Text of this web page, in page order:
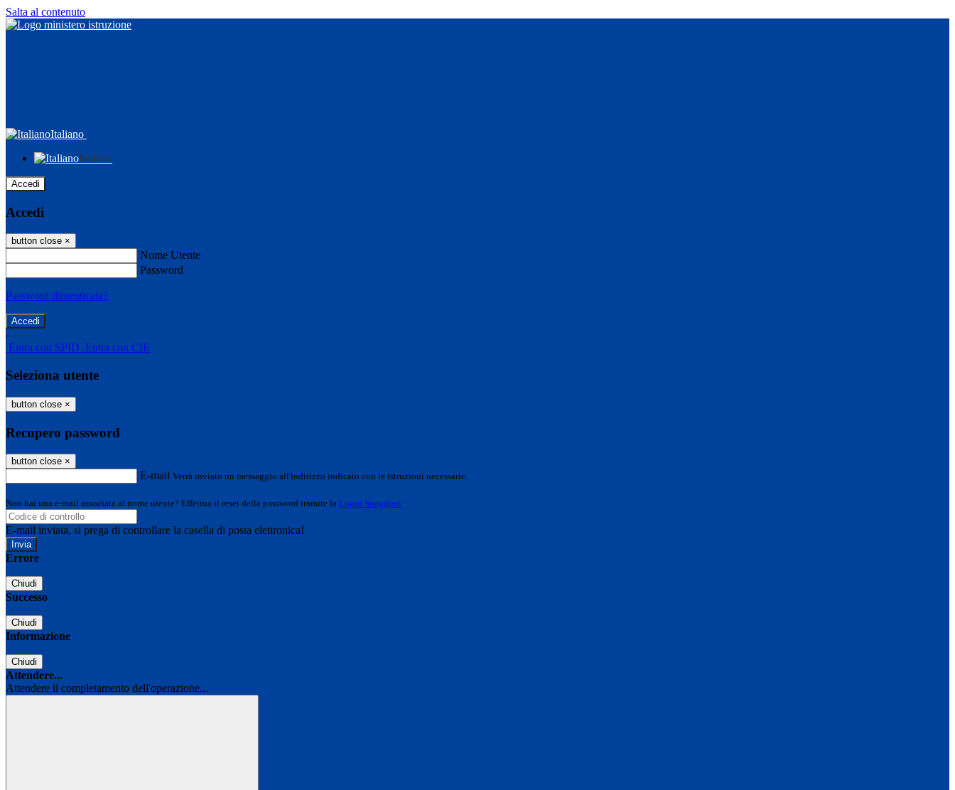
Salta al contenuto
Italiano
Italiano
Accedi
Accedi
button close ×
Nome Utente
Password
Password dimenticata?
-
Entra con SPID Entra con CIE
Seleziona utente
button close ×
Recupero password
button close ×
E-mail Verrà inviato un messaggio all'indirizzo indicato con le istruzioni necessarie.
Non hai una e-mail associata al nome utente? Effettua il reset della password tramite la Login Spaggiari
E-mail inviata, si prega di controllare la casella di posta elettronica!
Errore
Chiudi
Successo
Chiudi
Informazione
Chiudi
Attendere...
Attendere il completamento dell'operazione...